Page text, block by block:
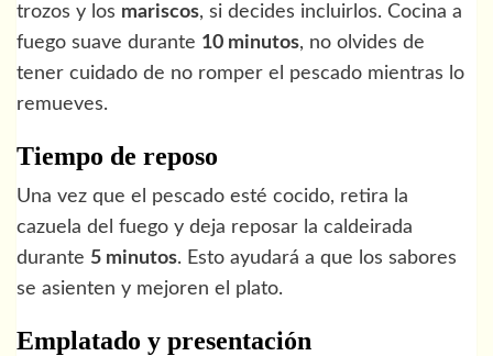
trozos y los mariscos, si decides incluirlos. Cocina a
fuego suave durante 10 minutos, no olvides de
tener cuidado de no romper el pescado mientras lo
remueves.
Tiempo de reposo
Una vez que el pescado esté cocido, retira la
cazuela del fuego y deja reposar la caldeirada
durante 5 minutos. Esto ayudará a que los sabores
se asienten y mejoren el plato.
Emplatado y presentación